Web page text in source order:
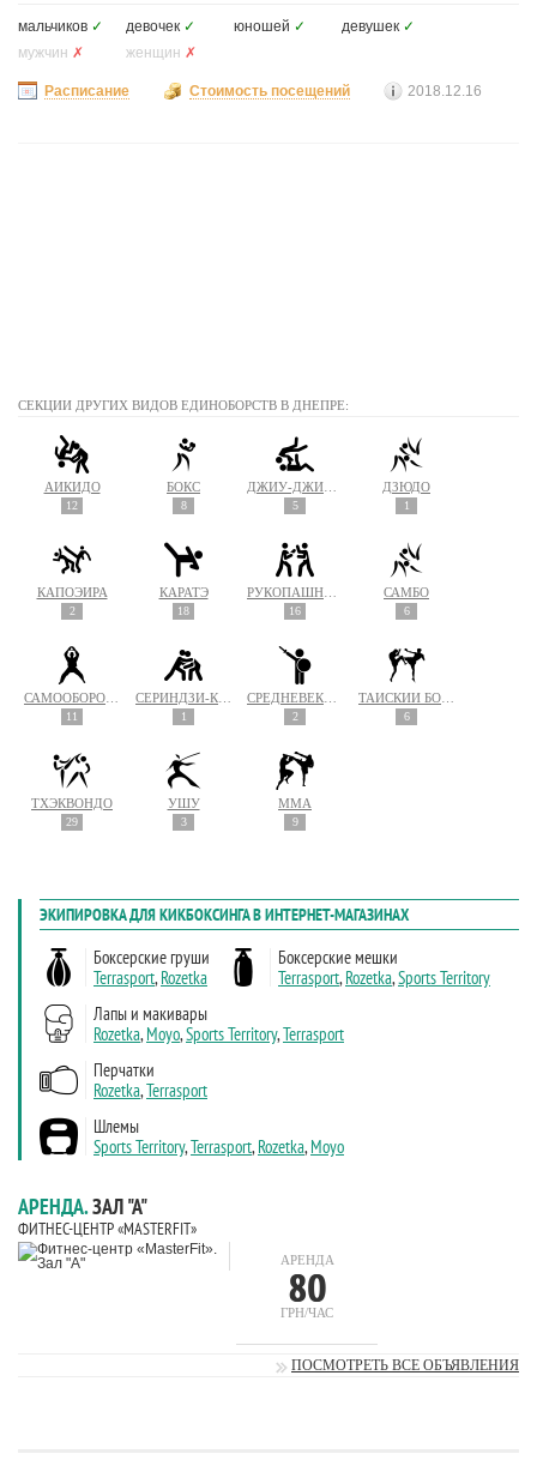
мальчиков ✓ девочек ✓ юношей ✓ девушек ✓
мужчин ✗ женщин ✗
Расписание Стоимость посещений 2018.12.16
СЕКЦИИ ДРУГИХ ВИДОВ ЕДИНОБОРСТВ В ДНЕПРЕ:
АЙКИДО
12
БОКС
8 5
ДЗЮДО
1
КАПОЭЙРА
2
КАРАТЭ
18 16
САМБО
6
11 1 2 6
ТХЭКВОНДО
29
УШУ
3
MMA
9
АРЕНДА.ЗАЛ "А"
ФИТНЕС-ЦЕНТР «MASTERFIT»
АРЕНДА
80
ГРН/ЧАС
ПОСМОТРЕТЬ ВСЕ ОБЪЯВЛЕНИЯ